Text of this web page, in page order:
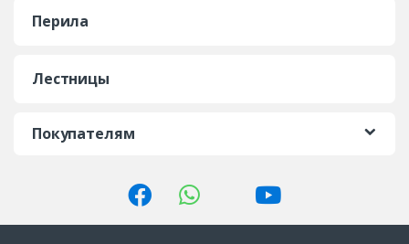
Перила
Лестницы
Покупателям